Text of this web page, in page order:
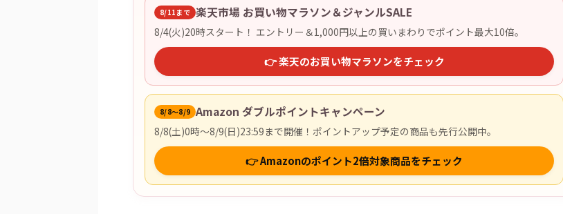
8/11まで 楽天市場 お買い物マラソン＆ジャンルSALE
8/4(火)20時スタート！ エントリー＆1,000円以上の買いまわりでポイント最大10倍。
👉 楽天のお買い物マラソンをチェック
8/8〜8/9 Amazon ダブルポイントキャンペーン
8/8(土)0時〜8/9(日)23:59まで開催！ポイントアップ予定の商品も先行公開中。
👉 Amazonのポイント2倍対象商品をチェック